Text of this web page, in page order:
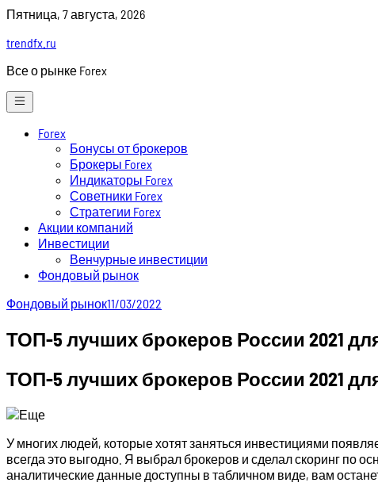
Skip
content
Пятница, 7 августа, 2026
trendfx.ru
Все о рынке Forex
Forex
Бонусы от брокеров
Брокеры Forex
Индикаторы Forex
Советники Forex
Стратегии Forex
Акции компаний
Инвестиции
Венчурные инвестиции
Фондовый рынок
Фондовый рынок11/03/2022
ТОП-5 лучших брокеров России 2021
ТОП-5 лучших брокеров России 2021
У многих людей, которые хотят заняться инвестициями
всегда это выгодно. Я выбрал брокеров и сделал скоринг по
аналитические данные доступны в табличном виде, вам